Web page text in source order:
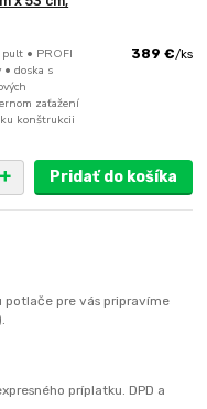
• PROFI
doska s
zaťažení
konštrukcii
389 €/ks
Pridať do košíka
potlače pre vás pripravíme
príplatku. DPD a